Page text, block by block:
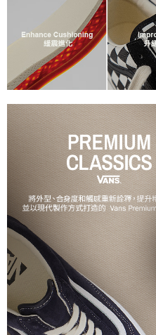
用戶於交易時，得透過本服務購買
買賣價金債權讓與本公司後，依約
2.基於同意付款使用「大哥付你分
資料（包含姓名、電話或地址）提
由本公司與您本人進行分期帳單所
3.完整用戶服務條款，請詳閱以下連
購買商品的店家。未經商家同意取
後付繳納相關費用。
※ 交易是否成功請以「AFTEE先享
是否繳費成功／繳費後需取消欲退
客戶支援中心」https://
【注意事項】
易，需依本服務之必要範圍內提供個
權轉讓予恩沛科技股份有限公司。
２．關於個人資料處理事宜，請瀏覽
https://aftee.tw/terms/#terms3
３．未成年的使用者請事先徵得法
「AFTEE先享後付」，若未經同意
４．使用「AFTEE先享後付」時，
時審查核予不同之上限額度；若仍
請求用戶進行身份認證。
５．嚴禁一人註冊多個帳號或使用
恩沛科技股份有限公司將有權停止
付款後萊爾富取貨
7-11取貨付款
付款後7-11取貨